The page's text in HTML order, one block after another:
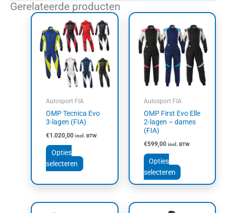
Gerelateerde producten
Autosport FIA
OMP Tecnica Evo
3-lagen (FIA)
€1.020,00 incl. BTW
Opties
selecteren
product
heeft
meerdere
variaties.
Deze
optie
worden
de
Autosport FIA
OMP First Evo Elle
2-lagen – dames
(FIA)
€599,00 incl. BTW
Opties
selecteren
product
heeft
meerdere
variaties.
Deze
optie
worden